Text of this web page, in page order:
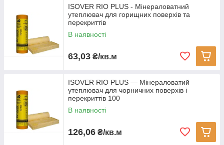
ISOVER RIO PLUS - Мінераловатний
утеплювач для горищних поверхів та
перекриттів
В наявності
63,03 ₴/кв.м
ISOVER RIO PLUS — Мінераловатий
утеплювач для чорничних поверхів і
перекриттів 100
В наявності
126,06 ₴/кв.м